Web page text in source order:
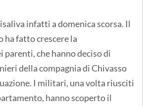
infatti a domenica scorsa. Il
ha fatto crescere la
parenti, che hanno deciso di
della compagnia di Chivasso
I militari, una volta riusciti
hanno scoperto il